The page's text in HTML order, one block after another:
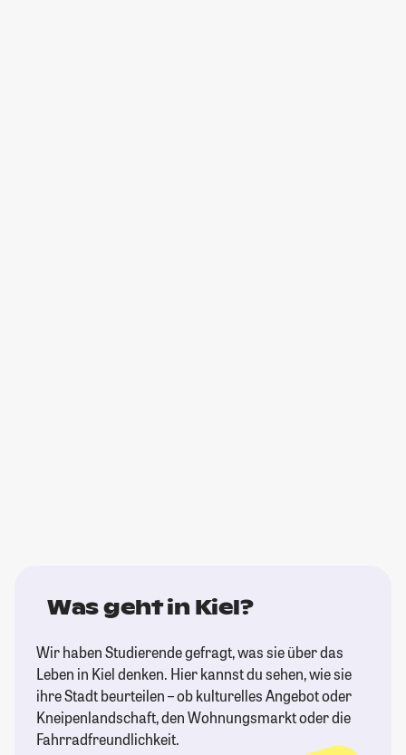
Was geht in Kiel?
Wir haben Studierende gefragt, was sie über das
Leben in Kiel denken. Hier kannst du sehen, wie sie
ihre Stadt beurteilen – ob kulturelles Angebot oder
Kneipenlandschaft, den Wohnungsmarkt oder die
Fahrradfreundlichkeit.